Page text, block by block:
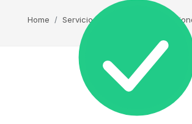
Home Servicio Técnico